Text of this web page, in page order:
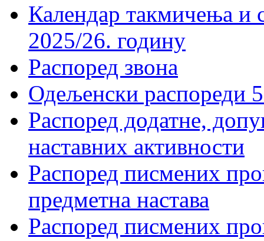
Календар такмичења
2025/26. годину
Распоред звона
Одељенски распореди
Распоред додатне,
наставних активности
Распоред писмених
предметна настава
Распоред писмених